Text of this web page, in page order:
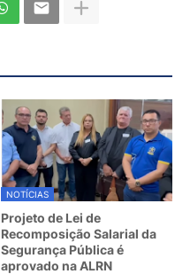
NOTÍCIAS
Projeto de Lei de
Recomposição Salarial da
Segurança Pública é
aprovado na ALRN